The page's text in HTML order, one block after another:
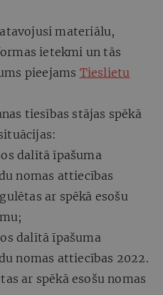
materiālu,
ietekmi un tās
pieejams Tieslietu
tiesības stājas spēkā
dalītā īpašuma
nomas attiecības
ar spēkā esošu
dalītā īpašuma
nomas attiecības 2022.
ar spēkā esošu nomas